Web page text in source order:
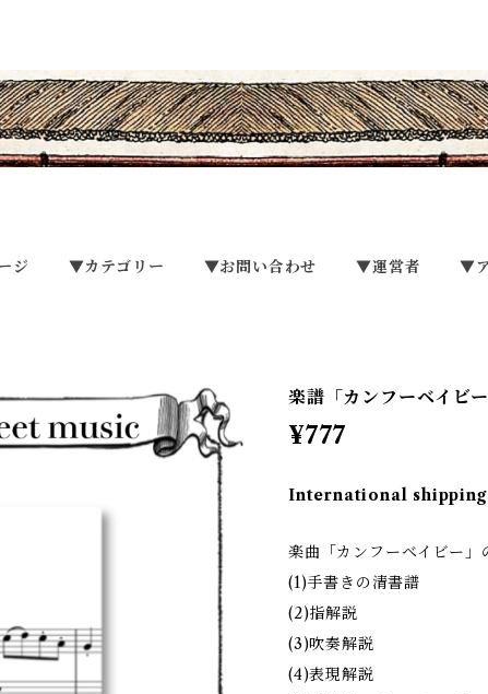
ジ ▼カテゴリー ▼お問い合わせ ▼運営者 ▼
楽譜「カンフーベイビー
¥777
International
楽曲「カンフーベイビー」
(1)手書きの清書譜
(2)指解説
(3)吹奏解説
(4)表現解説